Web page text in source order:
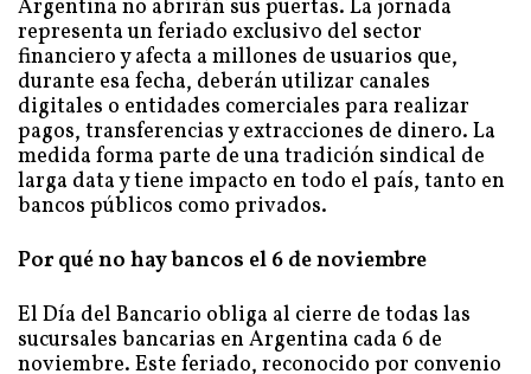
Argentina no abrirán sus puertas. La jornada
representa un feriado exclusivo del sector
financiero y afecta a millones de usuarios que,
durante esa fecha, deberán utilizar canales
digitales o entidades comerciales para realizar
pagos, transferencias y extracciones de dinero. La
medida forma parte de una tradición sindical de
larga data y tiene impacto en todo el país, tanto en
bancos públicos como privados.
Por qué no hay bancos el 6 de noviembre
El Día del Bancario obliga al cierre de todas las
sucursales bancarias en Argentina cada 6 de
noviembre. Este feriado, reconocido por convenio